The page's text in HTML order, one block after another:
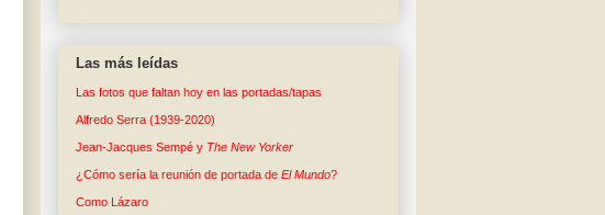
Las más leídas
Las fotos que faltan hoy en las portadas/tapas
Alfredo Serra (1939-2020)
Jean-Jacques Sempé y The New Yorker
¿Cómo sería la reunión de portada de El Mundo?
Como Lázaro